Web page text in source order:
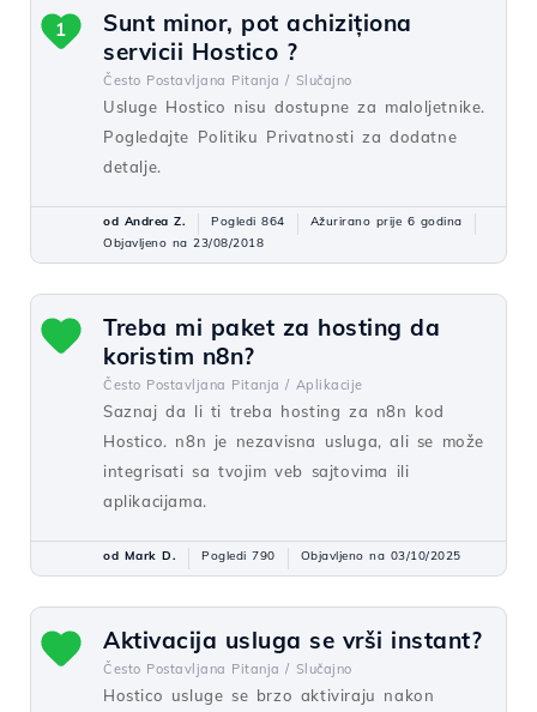
Sunt minor, pot achiziționa
servicii Hostico ?
Često Postavljana Pitanja / Slučajno
Usluge Hostico nisu dostupne za maloljetnike.
Pogledajte Politiku Privatnosti za dodatne
detalje.
1
od Andrea Z. Pogledi 864
Ažurirano prije 6 godina
Objavljeno na 23/08/2018
Treba mi paket za hosting da
koristim n8n?
Često Postavljana Pitanja / Aplikacije
Saznaj da li ti treba hosting za n8n kod
Hostico. n8n je nezavisna usluga, ali se može
integrisati sa tvojim veb sajtovima ili
aplikacijama.
od Mark D. Pogledi 790 Objavljeno na 03/10/2025
Aktivacija usluga se vrši instant?
Često Postavljana Pitanja / Slučajno
Hostico usluge se brzo aktiviraju nakon